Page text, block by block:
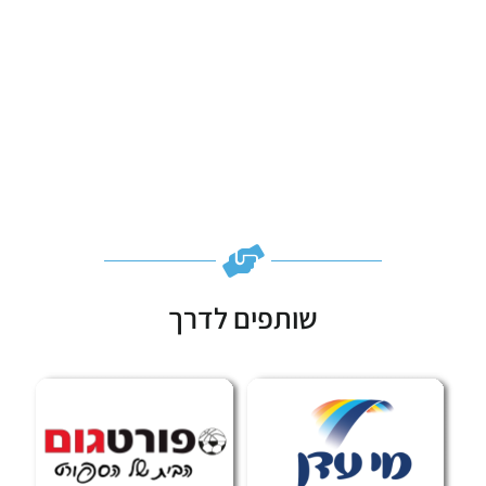
Subscribe
שותפים לדרך